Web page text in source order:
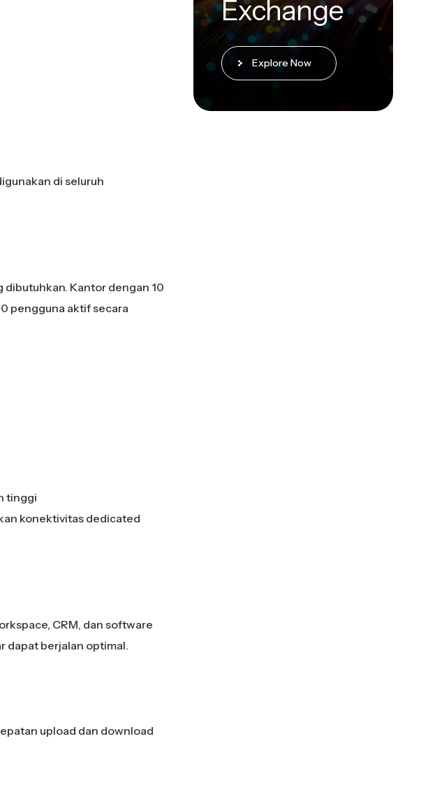
di seluruh
dibutuhkan. Kantor dengan 10
pengguna aktif secara
tinggi
konektivitas dedicated
CRM, dan software
dapat berjalan optimal.
upload dan download
Exchange
Explore Now